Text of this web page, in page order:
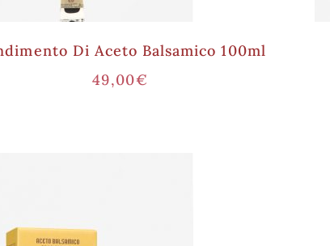
Di Aceto Balsamico 100ml
49,00€